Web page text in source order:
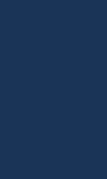
op Tiktok